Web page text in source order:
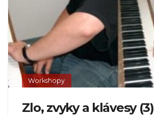
Workshopy
Zlo, zvyky a klávesy (3)